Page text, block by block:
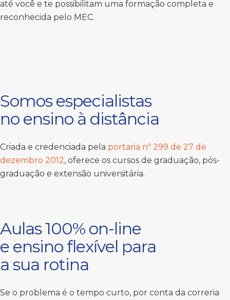
até você e te possibilitam uma formação completa e
reconhecida pelo MEC.
Somos especialistas
no ensino à distância
Criada e credenciada pela portaria nº 299 de 27 de
dezembro 2012, oferece os cursos de graduação, pós-
graduação e extensão universitária.
Aulas 100% on-line
e ensino flexível para
a sua rotina
Se o problema é o tempo curto, por conta da correria